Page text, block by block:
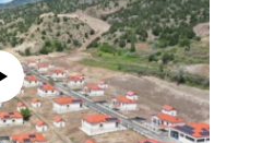
available